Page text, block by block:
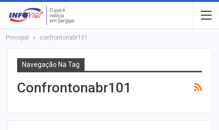
Principal confrontonabr101
Navegação Na Tag
Confrontonabr101